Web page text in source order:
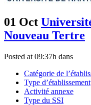
01 Oct
Nouveau Tertre
Posted at 09:37h dans
Catégorie de
Type d’établissement
Activité annexe
Type du SSI